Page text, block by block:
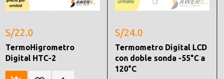
S/22.0
TermoHigrometro
Digital HTC-2
S/24.0
Termometro Digital LCD
con doble sonda -55°C a
120°C